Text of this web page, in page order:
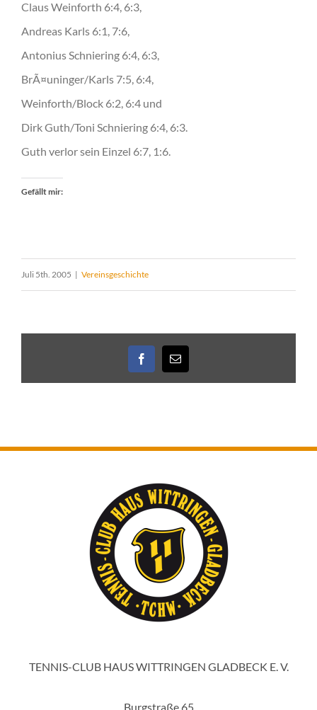
Claus Weinforth 6:4, 6:3,
Andreas Karls 6:1, 7:6,
Antonius Schniering 6:4, 6:3,
BrÃ¤uninger/Karls 7:5, 6:4,
Weinforth/Block 6:2, 6:4 und
Dirk Guth/Toni Schniering 6:4, 6:3.
Guth verlor sein Einzel 6:7, 1:6.
Gefällt mir:
Juli 5th. 2005 | Vereinsgeschichte
Facebook
E-
Mail
TENNIS-CLUB HAUS WITTRINGEN GLADBECK E. V.
Burgstraße 65